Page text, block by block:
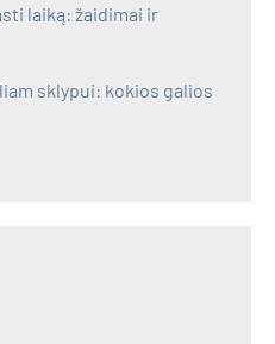
laiką: žaidimai ir
sklypui: kokios galios